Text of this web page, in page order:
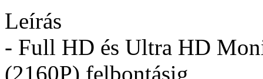
Leírás
- Full HD és Ultra HD
(2160P) felbontásig